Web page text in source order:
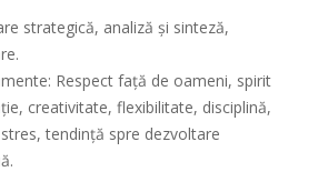
strategică, analiză şi sinteză,
Respect faţă de oameni, spirit
creativitate, flexibilitate, disciplină,
tendinţă spre dezvoltare